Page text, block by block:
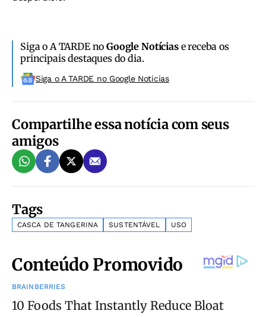
Siga o A TARDE noGoogle Notíciase receba os
principais destaques do dia.
Siga o A TARDE no Google Noticias
Compartilhe essa notícia com seus
amigos
Tags
CASCA DE TANGERINA SUSTENTÁVEL USO